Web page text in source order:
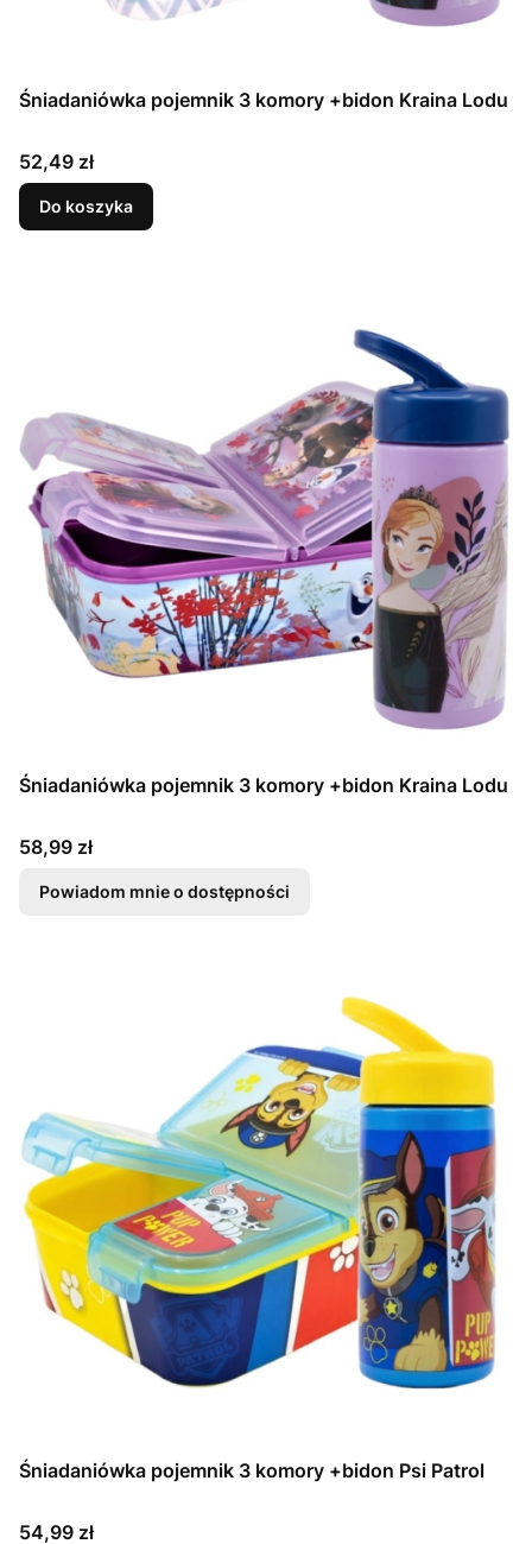
Śniadaniówka pojemnik 3 komory +bidon Kraina Lodu
Cena
52,49 zł
Do koszyka
Śniadaniówka pojemnik 3 komory +bidon Kraina Lodu
Cena
58,99 zł
Powiadom mnie o dostępności
Śniadaniówka pojemnik 3 komory +bidon Psi Patrol
Cena
54,99 zł